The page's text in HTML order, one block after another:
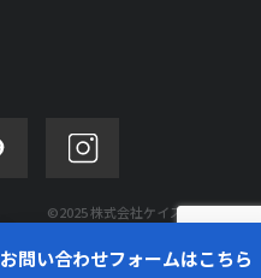
お問い合わせフォームはこちら
©2025 株式会社ケイズモビリティ